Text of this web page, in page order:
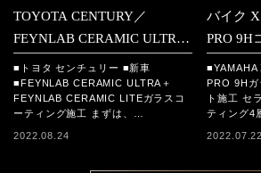
TOYOTA CENTURY／
FEYNLAB CERAMIC ULTRA
＋FEYNLAB CERAMIC LITE
コーティング施工
■トヨタ センチュリー ■新車
■FEYNLAB CERAMIC ULTRA＋
FEYNLAB CERAMIC LITEガラスコ
ーティング施工 まずは、…
2022.08.24
バイク
PRO 9H
PRO 9Hガ
ト施工 セ
ティング4
2022.07.22